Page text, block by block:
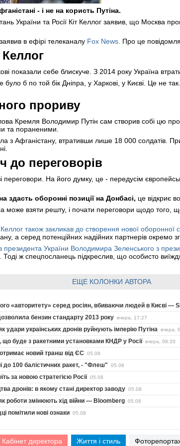
- і не на користь Путіна.
України та Росії Кіт Келлог заявив, що Москва
в ефірі телеканалу Fox News. Про це
Келлог
показали себе блискуче. З 2014 року Україна
було б по той бік Дніпра, у Харкові, у Києві. Це не
прориву
Кремля Володимир Путін сам створив собі цю
та пораненими.
з Афганістану, втративши лише 18 000 солдатів.
до переговорів
переговори. На його думку, це - передусім
здасть оборонні позиції на Донбасі, це відкриє
може взяти решту, і почати переговори щодо того,
також закликав до створення нової оборонної
а серед потенційних надійних партнерів окремо
президента України Володимира Зеленського з
ж спецпосланець підкреслив, що особисто
ЕЩЕ КОЛОНКИ АВТОРА
«авторитету» серед росіян, вбиваючи людей в Києві —
бензин стандарту 2013 року вчера, 17:27
українських дронів руйнують імперію Путіна вчера,
що буде з ракетними установками КНДР у Росії вчера, 08:20
отримає новий транш від ЄС 05.08
до 100 балістичних ракет, - "Флеш" 05.08
за новою стратегією Росії 05.08
дронів: в якому стані директор заводу 05.08
роботи змінюють хід війни — Bloomberg 05.08
помітили нові ознаки 05.08
Кабінет директора Життя і стиль